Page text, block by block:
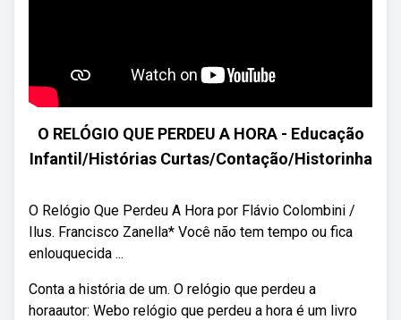
O RELÓGIO QUE PERDEU A HORA - Educação
Infantil/Histórias Curtas/Contação/Historinha
O Relógio Que Perdeu A Hora por Flávio Colombini /
Ilus. Francisco Zanella* Você não tem tempo ou fica
enlouquecida ...
Conta a história de um. O relógio que perdeu a
horaautor: Webo relógio que perdeu a hora é um livro